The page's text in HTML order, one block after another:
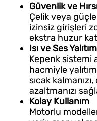
Güvenlik ve
Çelik veya
izinsiz girişleri
ekstra huzur
Isı ve Ses
Kepenk sistemi
hacmiyle
sıcak
azaltmanızı
Kolay Kullanım
Motorlu